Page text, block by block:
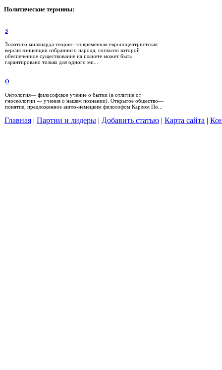
Политические термины:
З
Золотого миллиарда теория—современная европоцентристская
версия концепции избранного народа, согласно которой
обеспеченное существование на планете может быть
гарантировано только для одного ми...
О
Онтология— философское учение о бытии (в отличие от
гносеологии — учения о нашем познании). Открытое общество—
понятие, предложенное англо-немецким философом Карлом По...
Главная | Партии и лидеры | Добавить статью | Карта сайта |